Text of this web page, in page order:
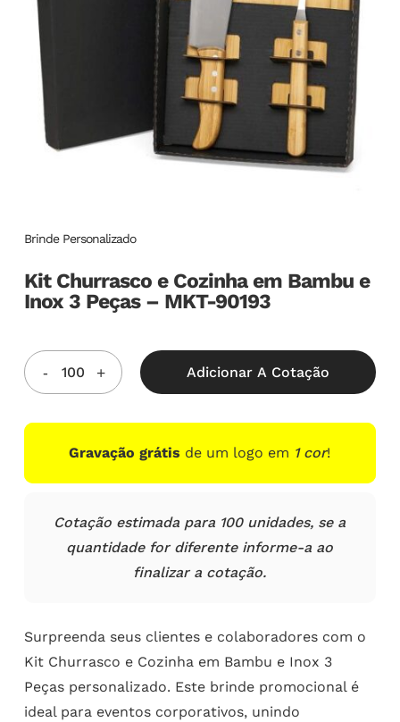
Brinde Personalizado
Kit Churrasco e Cozinha em Bambu e
Inox 3 Peças – MKT-90193
Adicionar A Cotação
Gravação grátis de um logo em 1 cor!
Cotação estimada para 100 unidades, se a
quantidade for diferente informe-a ao
finalizar a cotação.
Surpreenda seus clientes e colaboradores com o
Kit Churrasco e Cozinha em Bambu e Inox 3
Peças personalizado. Este brinde promocional é
ideal para eventos corporativos, unindo